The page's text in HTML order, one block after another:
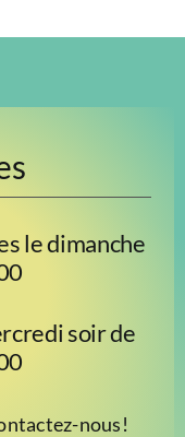
le dimanche
soir de
nous!